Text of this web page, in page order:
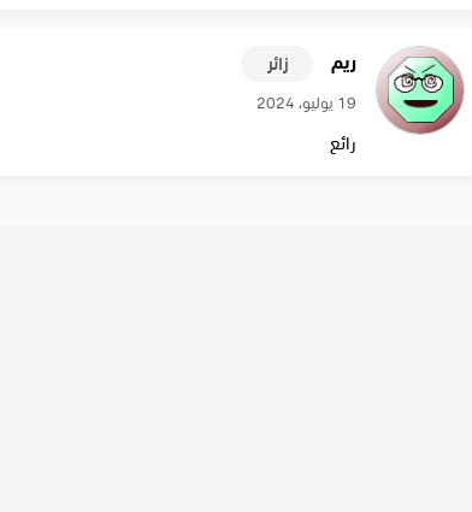
ريم زائر
19 يوليو، 2024
رائع